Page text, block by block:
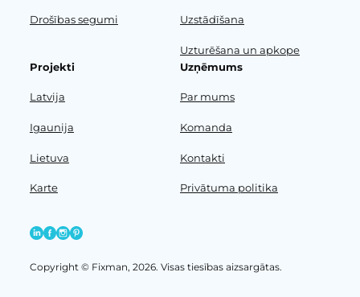
Drošības segumi Uzstādīšana
Uzturēšana un apkope
Projekti
Latvija
Igaunija
Lietuva
Karte
Uzņēmums
Par mums
Komanda
Kontakti
Privātuma politika
Copyright © Fixman, 2026. Visas tiesības aizsargātas.